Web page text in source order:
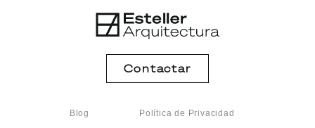
Contactar
Blog Política de Privacidad